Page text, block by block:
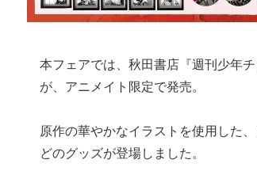
本フェアでは、秋田書店『週刊少年
が、アニメイト限定で発売。
原作の華やかなイラストを使用した
どのグッズが登場しました。